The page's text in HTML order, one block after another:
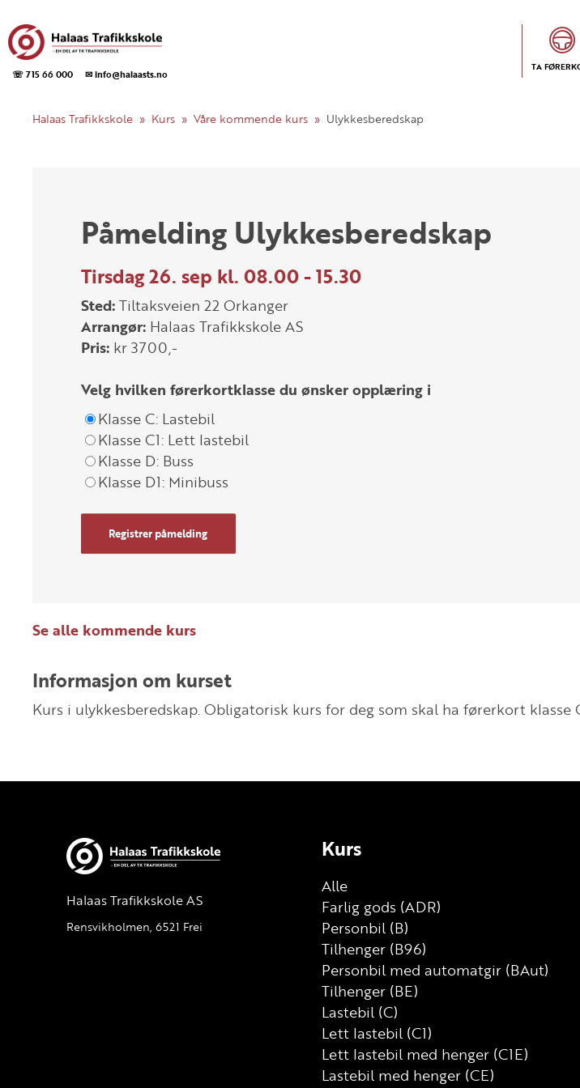
☏ 715 66 000 ✉ info@halaasts.no
TA
Halaas Trafikkskole Kurs Våre kommende kurs Ulykkesberedskap
Påmelding Ulykkesberedskap
Tirsdag 26. sep kl. 08.00 - 15.30
Sted:Tiltaksveien 22 Orkanger
Arrangør: Halaas Trafikkskole AS
Pris: kr 3700,-
Velg hvilken førerkortklasse du ønsker opplæring i
Klasse C: Lastebil
Klasse C1: Lett lastebil
Klasse D: Buss
Klasse D1: Minibuss
Registrer påmelding
Se alle kommende kurs
Informasjon om kurset
Kurs i ulykkesberedskap. Obligatorisk kurs for deg som skal ha førerkort klasse
Halaas Trafikkskole AS
Rensvikholmen, 6521 Frei
Kurs
Alle
Farlig gods (ADR)
Personbil (B)
Tilhenger (B96)
Personbil med automatgir (BAut)
Tilhenger (BE)
Lastebil (C)
Lett lastebil (C1)
Lett lastebil med henger (C1E)
Lastebil med henger (CE)